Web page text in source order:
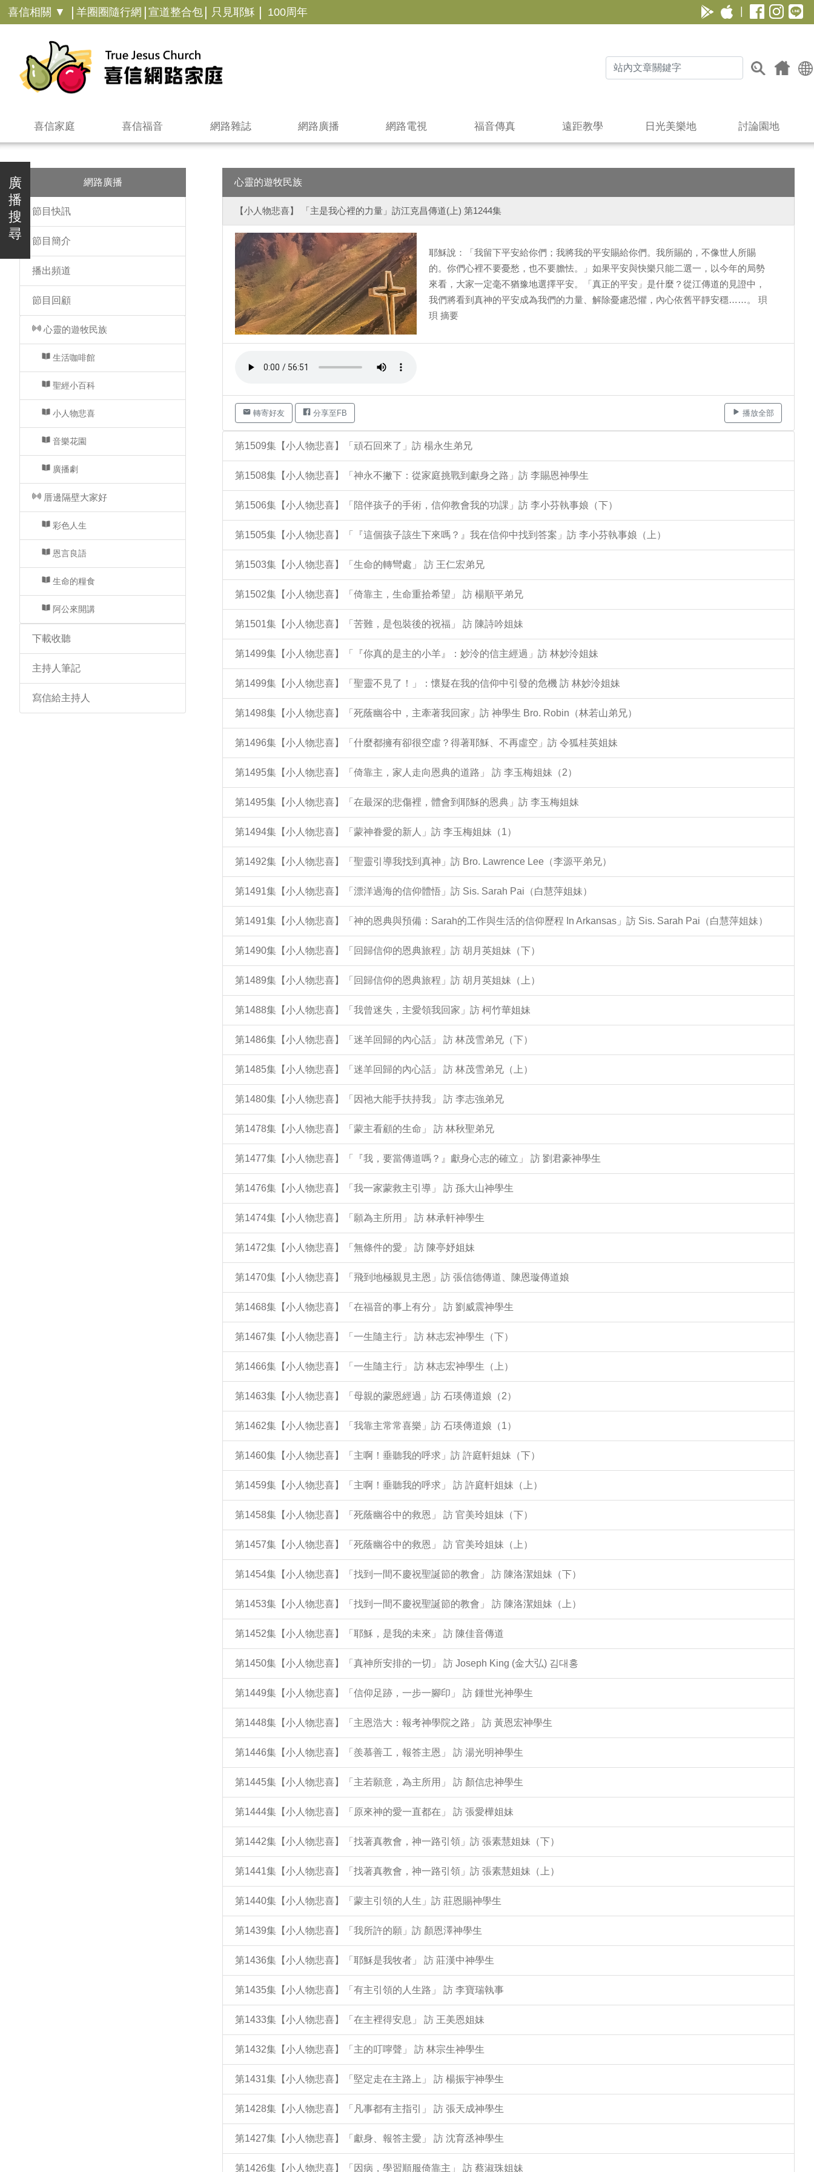
喜信相關 ▼ | 羊圈圈隨行網 | 宣道整合包 | 只見耶穌 | 100周年
喜信家庭 喜信福音 網路雜誌 網路廣播 網路電視 福音傳真 遠距教學 日光美樂地 討論園地
廣
播
搜
尋
網路廣播
節目快訊
節目簡介
播出頻道
節目回顧
心靈的遊牧民族
生活咖啡館
聖經小百科
小人物悲喜
音樂花園
廣播劇
厝邊隔壁大家好
彩色人生
恩言良語
生命的糧食
阿公來開講
下載收聽
主持人筆記
寫信給主持人
心靈的遊牧民族
【小人物悲喜】 「主是我心裡的力量」訪江克昌傳道(上) 第1244集
耶穌說：「我留下平安給你們；我將我的平安賜給你們。我所賜的，不像世人所賜
的。你們心裡不要憂愁，也不要膽怯。」如果平安與快樂只能二選一，以今年的局勢
來看，大家一定毫不猶豫地選擇平安。「真正的平安」是什麼？從江傳道的見證中，
我們將看到真神的平安成為我們的力量、解除憂慮恐懼，內心依舊平靜安穩……。 珼
珼 摘要
轉寄好友 分享至FB 播放全部
第1509集【小人物悲喜】「頑石回來了」訪 楊永生弟兄
第1508集【小人物悲喜】「神永不撇下：從家庭挑戰到獻身之路」訪 李賜恩神學生
第1506集【小人物悲喜】「陪伴孩子的手術，信仰教會我的功課」訪 李小芬執事娘（下）
第1505集【小人物悲喜】「『這個孩子該生下來嗎？』我在信仰中找到答案」訪 李小芬執事娘（上）
第1503集【小人物悲喜】「生命的轉彎處」 訪 王仁宏弟兄
第1502集【小人物悲喜】「倚靠主，生命重拾希望」 訪 楊順平弟兄
第1501集【小人物悲喜】「苦難，是包裝後的祝福」 訪 陳詩吟姐妹
第1499集【小人物悲喜】「『你真的是主的小羊』：妙泠的信主經過」訪 林妙泠姐妹
第1499集【小人物悲喜】「聖靈不見了！」：懷疑在我的信仰中引發的危機 訪 林妙泠姐妹
第1498集【小人物悲喜】「死蔭幽谷中，主牽著我回家」訪 神學生 Bro. Robin（林若山弟兄）
第1496集【小人物悲喜】「什麼都擁有卻很空虛？得著耶穌、不再虛空」訪 令狐桂英姐妹
第1495集【小人物悲喜】「倚靠主，家人走向恩典的道路」 訪 李玉梅姐妹（2）
第1495集【小人物悲喜】「在最深的悲傷裡，體會到耶穌的恩典」訪 李玉梅姐妹
第1494集【小人物悲喜】「蒙神眷愛的新人」訪 李玉梅姐妹（1）
第1492集【小人物悲喜】「聖靈引導我找到真神」訪 Bro. Lawrence Lee（李源平弟兄）
第1491集【小人物悲喜】「漂洋過海的信仰體悟」訪 Sis. Sarah Pai（白慧萍姐妹）
第1491集【小人物悲喜】「神的恩典與預備：Sarah的工作與生活的信仰歷程 In Arkansas」訪 Sis. Sarah Pai（白慧萍姐妹）
第1490集【小人物悲喜】「回歸信仰的恩典旅程」訪 胡月英姐妹（下）
第1489集【小人物悲喜】「回歸信仰的恩典旅程」訪 胡月英姐妹（上）
第1488集【小人物悲喜】「我曾迷失，主愛領我回家」訪 柯竹華姐妹
第1486集【小人物悲喜】「迷羊回歸的內心話」 訪 林茂雪弟兄（下）
第1485集【小人物悲喜】「迷羊回歸的內心話」 訪 林茂雪弟兄（上）
第1480集【小人物悲喜】「因祂大能手扶持我」 訪 李志強弟兄
第1478集【小人物悲喜】「蒙主看顧的生命」 訪 林秋聖弟兄
第1477集【小人物悲喜】「『我，要當傳道嗎？』獻身心志的確立」 訪 劉君豪神學生
第1476集【小人物悲喜】「我一家蒙救主引導」 訪 孫大山神學生
第1474集【小人物悲喜】「願為主所用」 訪 林承軒神學生
第1472集【小人物悲喜】「無條件的愛」 訪 陳亭妤姐妹
第1470集【小人物悲喜】「飛到地極親見主恩」訪 張信德傳道、陳恩璇傳道娘
第1468集【小人物悲喜】「在福音的事上有分」 訪 劉威震神學生
第1467集【小人物悲喜】「一生隨主行」 訪 林志宏神學生（下）
第1466集【小人物悲喜】「一生隨主行」 訪 林志宏神學生（上）
第1463集【小人物悲喜】「母親的蒙恩經過」訪 石瑛傳道娘（2）
第1462集【小人物悲喜】「我靠主常常喜樂」訪 石瑛傳道娘（1）
第1460集【小人物悲喜】「主啊！垂聽我的呼求」訪 許庭軒姐妹（下）
第1459集【小人物悲喜】「主啊！垂聽我的呼求」 訪 許庭軒姐妹（上）
第1458集【小人物悲喜】「死蔭幽谷中的救恩」 訪 官美玲姐妹（下）
第1457集【小人物悲喜】「死蔭幽谷中的救恩」 訪 官美玲姐妹（上）
第1454集【小人物悲喜】「找到一間不慶祝聖誕節的教會」 訪 陳洛潔姐妹（下）
第1453集【小人物悲喜】「找到一間不慶祝聖誕節的教會」 訪 陳洛潔姐妹（上）
第1452集【小人物悲喜】「耶穌，是我的未來」 訪 陳佳音傳道
第1450集【小人物悲喜】「真神所安排的一切」 訪 Joseph King (金大弘) 김대홍
第1449集【小人物悲喜】「信仰足跡，一步一腳印」 訪 鍾世光神學生
第1448集【小人物悲喜】「主恩浩大：報考神學院之路」 訪 黃恩宏神學生
第1446集【小人物悲喜】「羨慕善工，報答主恩」 訪 湯光明神學生
第1445集【小人物悲喜】「主若願意，為主所用」 訪 顏信忠神學生
第1444集【小人物悲喜】「原來神的愛一直都在」 訪 張愛樺姐妹
第1442集【小人物悲喜】「找著真教會，神一路引領」訪 張素慧姐妹（下）
第1441集【小人物悲喜】「找著真教會，神一路引領」訪 張素慧姐妹（上）
第1440集【小人物悲喜】「蒙主引領的人生」訪 莊恩賜神學生
第1439集【小人物悲喜】「我所許的願」訪 顏恩澤神學生
第1436集【小人物悲喜】「耶穌是我牧者」 訪 莊漢中神學生
第1435集【小人物悲喜】「有主引領的人生路」 訪 李寶瑞執事
第1433集【小人物悲喜】「在主裡得安息」 訪 王美恩姐妹
第1432集【小人物悲喜】「主的叮嚀聲」 訪 林宗生神學生
第1431集【小人物悲喜】「堅定走在主路上」 訪 楊振宇神學生
第1428集【小人物悲喜】「凡事都有主指引」 訪 張天成神學生
第1427集【小人物悲喜】「獻身、報答主愛」 訪 沈育丞神學生
第1426集【小人物悲喜】「因病，學習順服倚靠主」 訪 蔡淑珠姐妹